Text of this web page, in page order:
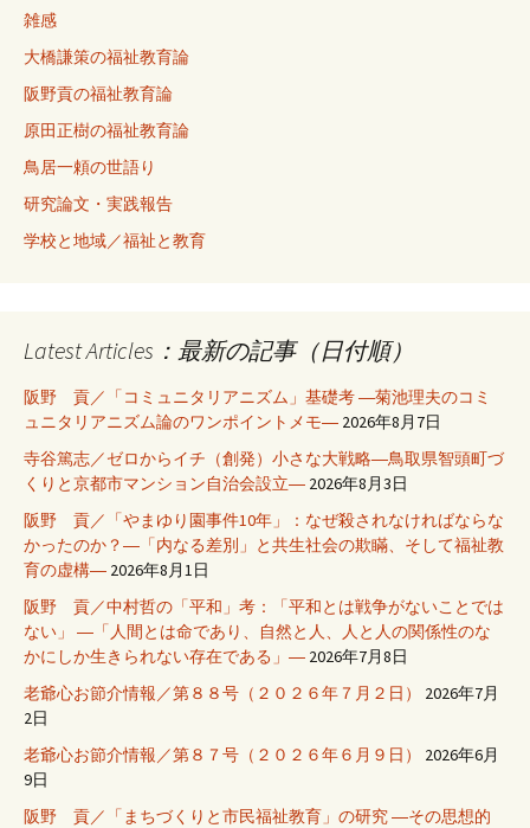
雑感
大橋謙策の福祉教育論
阪野貢の福祉教育論
原田正樹の福祉教育論
鳥居一頼の世語り
研究論文・実践報告
学校と地域／福祉と教育
Latest Articles：最新の記事（日付順）
阪野 貢／「コミュニタリアニズム」基礎考 ―菊池理夫のコミ
ュニタリアニズム論のワンポイントメモ― 2026年8月7日
寺谷篤志／ゼロからイチ（創発）小さな大戦略―鳥取県智頭町づ
くりと京都市マンション自治会設立― 2026年8月3日
阪野 貢／「やまゆり園事件10年」：なぜ殺されなければならな
かったのか？―「内なる差別」と共生社会の欺瞞、そして福祉教
育の虚構― 2026年8月1日
阪野 貢／中村哲の「平和」考：「平和とは戦争がないことでは
ない」 ―「人間とは命であり、自然と人、人と人の関係性のな
かにしか生きられない存在である」― 2026年7月8日
老爺心お節介情報／第８８号（２０２６年７月２日）
2026年7月
2日
老爺心お節介情報／第８７号（２０２６年６月９日）
2026年6月
9日
阪野 貢／「まちづくりと市民福祉教育」の研究 ―その思想的